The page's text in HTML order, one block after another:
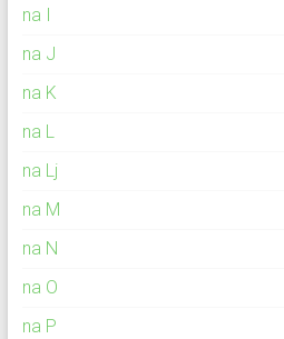
na I
na J
na K
na L
na Lj
na M
na N
na O
na P